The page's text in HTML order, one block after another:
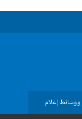
ووسائط إعلام